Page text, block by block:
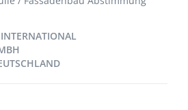
von Fragen Begleitung
und einzelnen
von Leistungen und